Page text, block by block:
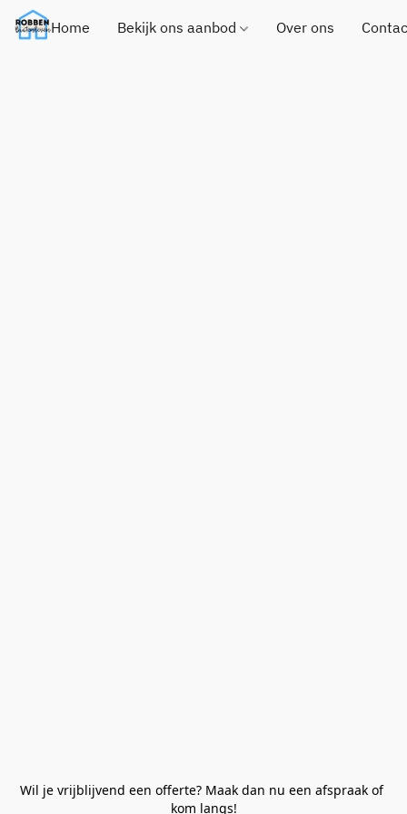
Home Bekijk ons aanbod Over ons
Wil je vrijblijvend een offerte? Maak dan nu een afspraak of
kom langs!